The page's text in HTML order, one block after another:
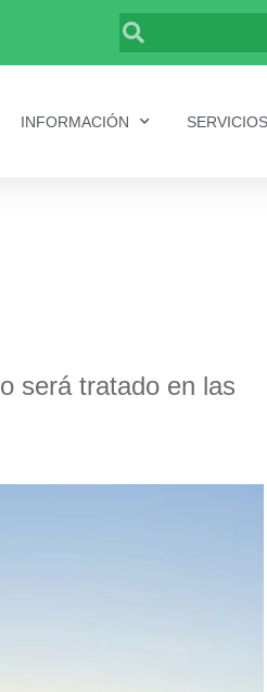
Buscar
INFORMACIÓN SERVICIOS
será tratado en las